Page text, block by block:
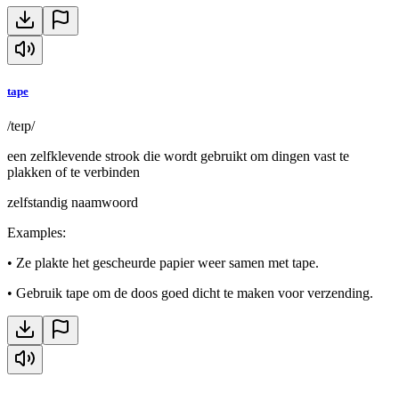
tape
/teɪp/
een zelfklevende strook die wordt gebruikt om dingen vast te
plakken of te verbinden
zelfstandig naamwoord
Examples:
• Ze plakte het gescheurde papier weer samen met tape.
• Gebruik tape om de doos goed dicht te maken voor verzending.